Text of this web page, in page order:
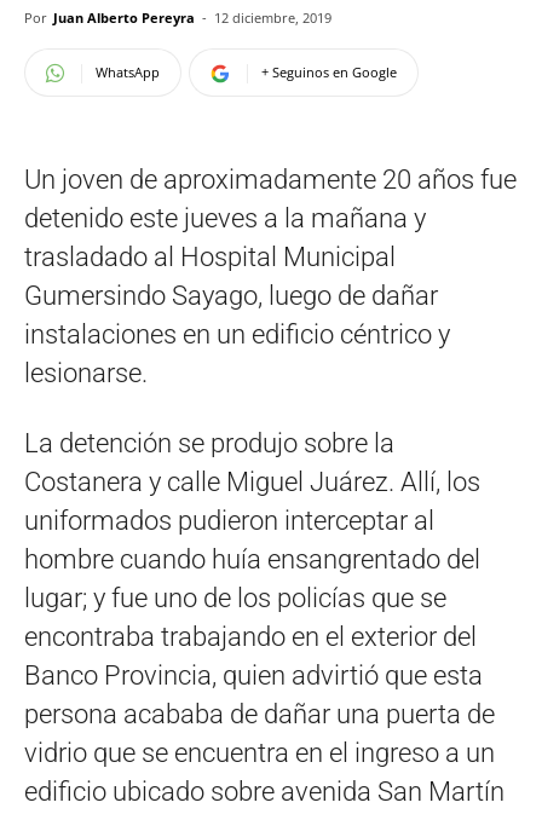
Por Juan Alberto Pereyra - 12 diciembre, 2019
WhatsApp + Seguinos en Google
Un joven de aproximadamente 20 años fue
detenido este jueves a la mañana y
trasladado al Hospital Municipal
Gumersindo Sayago, luego de dañar
instalaciones en un edificio céntrico y
lesionarse.
La detención se produjo sobre la
Costanera y calle Miguel Juárez. Allí, los
uniformados pudieron interceptar al
hombre cuando huía ensangrentado del
lugar; y fue uno de los policías que se
encontraba trabajando en el exterior del
Banco Provincia, quien advirtió que esta
persona acababa de dañar una puerta de
vidrio que se encuentra en el ingreso a un
edificio ubicado sobre avenida San Martín